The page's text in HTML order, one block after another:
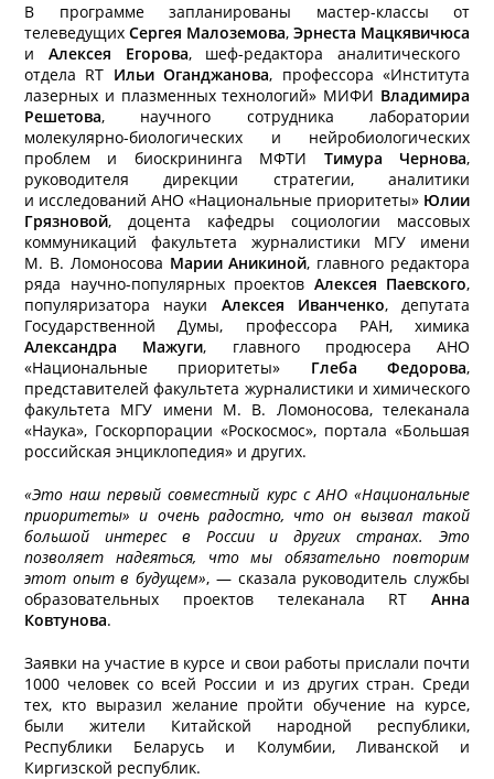
В программе запланированы мастер-классы от
телеведущих Сергея Малоземова, Эрнеста Мацкявичюса
и Алексея Егорова, шеф-редактора аналитического
отдела RT Ильи Оганджанова, профессора «Института
лазерных и плазменных технологий» МИФИ Владимира
Решетова, научного сотрудника лаборатории
молекулярно-биологических и нейробиологических
проблем и биоскрининга МФТИ Тимура Чернова,
руководителя дирекции стратегии, аналитики
и исследований АНО «Национальные приоритеты» Юлии
Грязновой, доцента кафедры социологии массовых
коммуникаций факультета журналистики МГУ имени
М. В. Ломоносова Марии Аникиной, главного редактора
ряда научно-популярных проектов Алексея Паевского,
популяризатора науки Алексея Иванченко, депутата
Государственной Думы, профессора РАН, химика
Александра Мажуги, главного продюсера АНО
«Национальные приоритеты» Глеба Федорова,
представителей факультета журналистики и химического
факультета МГУ имени М. В. Ломоносова, телеканала
«Наука», Госкорпорации «Роскосмос», портала «Большая
российская энциклопедия» и других.
«Это наш первый совместный курс с АНО «Национальные
приоритеты» и очень радостно, что он вызвал такой
большой интерес в России и других странах. Это
позволяет надеяться, что мы обязательно повторим
этот опыт в будущем», — сказала руководитель службы
образовательных проектов телеканала RT Анна
Ковтунова.
Заявки на участие в курсе и свои работы прислали почти
1000 человек со всей России и из других стран. Среди
тех, кто выразил желание пройти обучение на курсе,
были жители Китайской народной республики,
Республики Беларусь и Колумбии, Ливанской и
Киргизской республик.